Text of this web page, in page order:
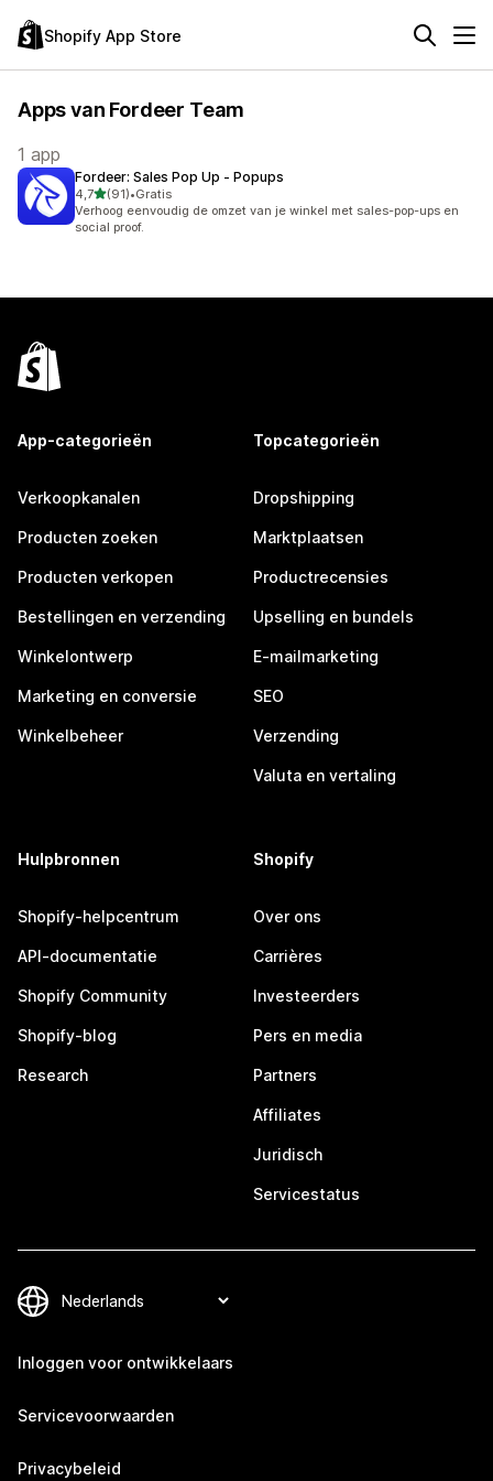
Shopify App Store
Apps van Fordeer Team
1 app
Fordeer: Sales Pop Up ‑ Popups
4,7van 5 sterren
(91)
91 recensies in totaal
•Gratis
Verhoog eenvoudig de omzet van je winkel met sales-pop-ups en
social proof.
App-categorieën
Verkoopkanalen
Producten zoeken
Producten verkopen
Bestellingen en verzending
Winkelontwerp
Marketing en conversie
Winkelbeheer
Topcategorieën
Dropshipping
Marktplaatsen
Productrecensies
Upselling en bundels
E-mailmarketing
SEO
Verzending
Valuta en vertaling
Hulpbronnen
Shopify-helpcentrum
API-documentatie
Shopify Community
Shopify-blog
Research
Shopify
Over ons
Carrières
Investeerders
Pers en media
Partners
Affiliates
Juridisch
Servicestatus
Inloggen voor ontwikkelaars
Servicevoorwaarden
Privacybeleid